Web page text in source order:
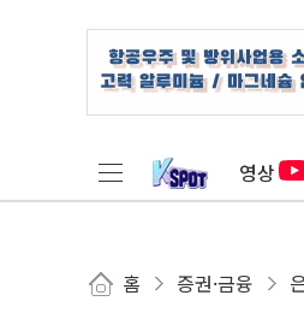
영상
홈 증권·금융